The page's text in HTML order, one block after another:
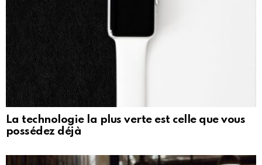
La technologie la plus verte est celle que vous
possédez déjà